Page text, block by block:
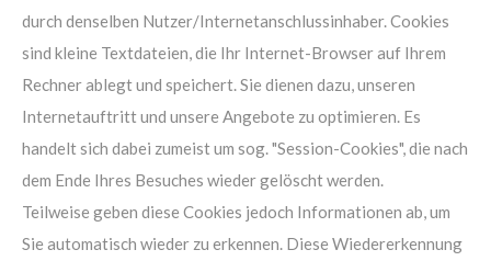
durch denselben Nutzer/Internetanschlussinhaber. Cookies
sind kleine Textdateien, die Ihr Internet-Browser auf Ihrem
Rechner ablegt und speichert. Sie dienen dazu, unseren
Internetauftritt und unsere Angebote zu optimieren. Es
handelt sich dabei zumeist um sog. "Session-Cookies", die nach
dem Ende Ihres Besuches wieder gelöscht werden.
Teilweise geben diese Cookies jedoch Informationen ab, um
Sie automatisch wieder zu erkennen. Diese Wiedererkennung